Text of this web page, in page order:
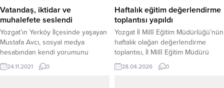
Vatandaş, iktidar ve
muhalefete seslendi
Yozgat’ın Yerköy İlçesinde yaşayan
Mustafa Avcı, sosyal medya
hesabından kendi yorumunu
paylaştığı bir video ile iktidar ve
muhalefete seslenerek
24.11.2021 0
Haftalık eğitim değerlendirme
toplantısı yapıldı
Yozgat İl Millî Eğitim Müdürlüğü’nün
haftalık olağan değerlendirme
toplantısı, İl Millî Eğitim Müdürü
İsmail Altınkaynak başkanlığında
gerçekleştirildi. İl Millî Eğitim
28.04.2026 0